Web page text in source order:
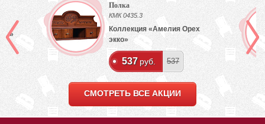
Полка
КМК 0435.3
Коллекция «Амелия Орех
экко»
537 руб. 537
СМОТРЕТЬ ВСЕ АКЦИИ